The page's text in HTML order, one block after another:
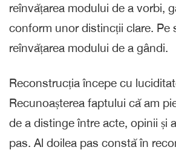
reînvățarea modului de a vorbi,
conform unor distincții clare. Pe
reînvățarea modului de a gândi.
Reconstrucția începe cu
Recunoașterea faptului că am
de a distinge între acte, opinii și
pas. Al doilea pas constă în